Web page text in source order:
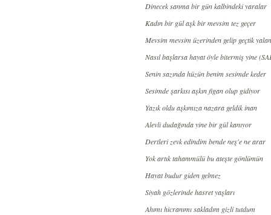
Dinecek sanma bir gün kalbindeki yaralar
Kadın bir gül aşk bir mevsim tez geçer
Mevsim mevsim üzerinden gelip geçtik
Nasıl başlarsa hayat öyle bitermiş yine
Senin sazında hüzün benim sesimde keder
Sesimde şarkısı aşkın figan olup gidiyor
Yazık oldu aşkımıza nazara geldik inan
Alevli dudağında yine bir gül kanıyor
Dertleri zevk edindim bende neş'e ne arar
Yok artık tahammülü bu ateşte gönlümün
Hayat budur giden gelmez
Siyah gözlerinde hasret yaşları
Ahımı hicranımı sakladım gizli tutdum